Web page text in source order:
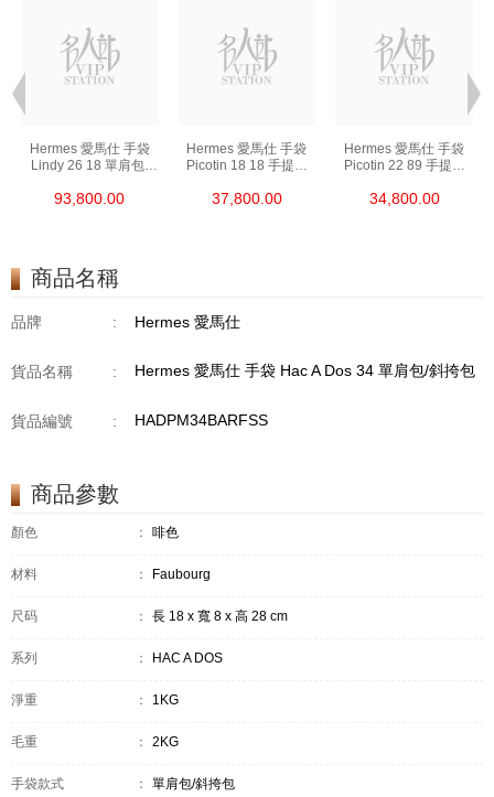
Hermes 愛馬仕 手袋
Lindy 26 18 單肩包/
93,800.00
Hermes 愛馬仕 手袋
Picotin 18 18 手提包
37,800.00
Hermes 愛馬仕 手袋
Picotin 22 89 手提包
34,800.00
商品名稱
品牌 : Hermes 愛馬仕
貨品名稱 : Hermes 愛馬仕 手袋 Hac A Dos 34 單肩包/斜挎包
貨品編號 : HADPM34BARFSS
商品參數
顏色 ： 啡色
材料 ： Faubourg
尺码 ： 長 18 x 寬 8 x 高 28 cm
系列 ： HAC A DOS
淨重 ： 1KG
毛重 ： 2KG
手袋款式 ： 單肩包/斜挎包